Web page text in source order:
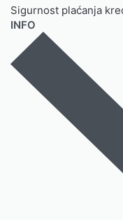
Sigurnost plaćanja
INFO